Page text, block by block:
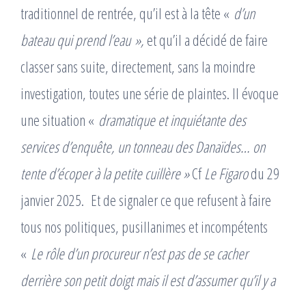
traditionnel de rentrée, qu’il est à la tête « d’un
bateau qui prend l’eau », et qu’il a décidé de faire
classer sans suite, directement, sans la moindre
investigation, toutes une série de plaintes. Il évoque
une situation « dramatique et inquiétante des
services d’enquête, un tonneau des Danaïdes… on
tente d’écoper à la petite cuillère »CfLe Figarodu 29
janvier 2025. Et de signaler ce que refusent à faire
tous nos politiques, pusillanimes et incompétents
« Le rôle d’un procureur n’est pas de se cacher
derrière son petit doigt mais il est d’assumer qu’il y a